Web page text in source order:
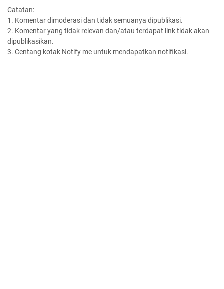
Catatan:
1. Komentar dimoderasi dan tidak semuanya dipublikasi.
2. Komentar yang tidak relevan dan/atau terdapat link tidak akan
dipublikasikan.
3. Centang kotak Notify me untuk mendapatkan notifikasi.